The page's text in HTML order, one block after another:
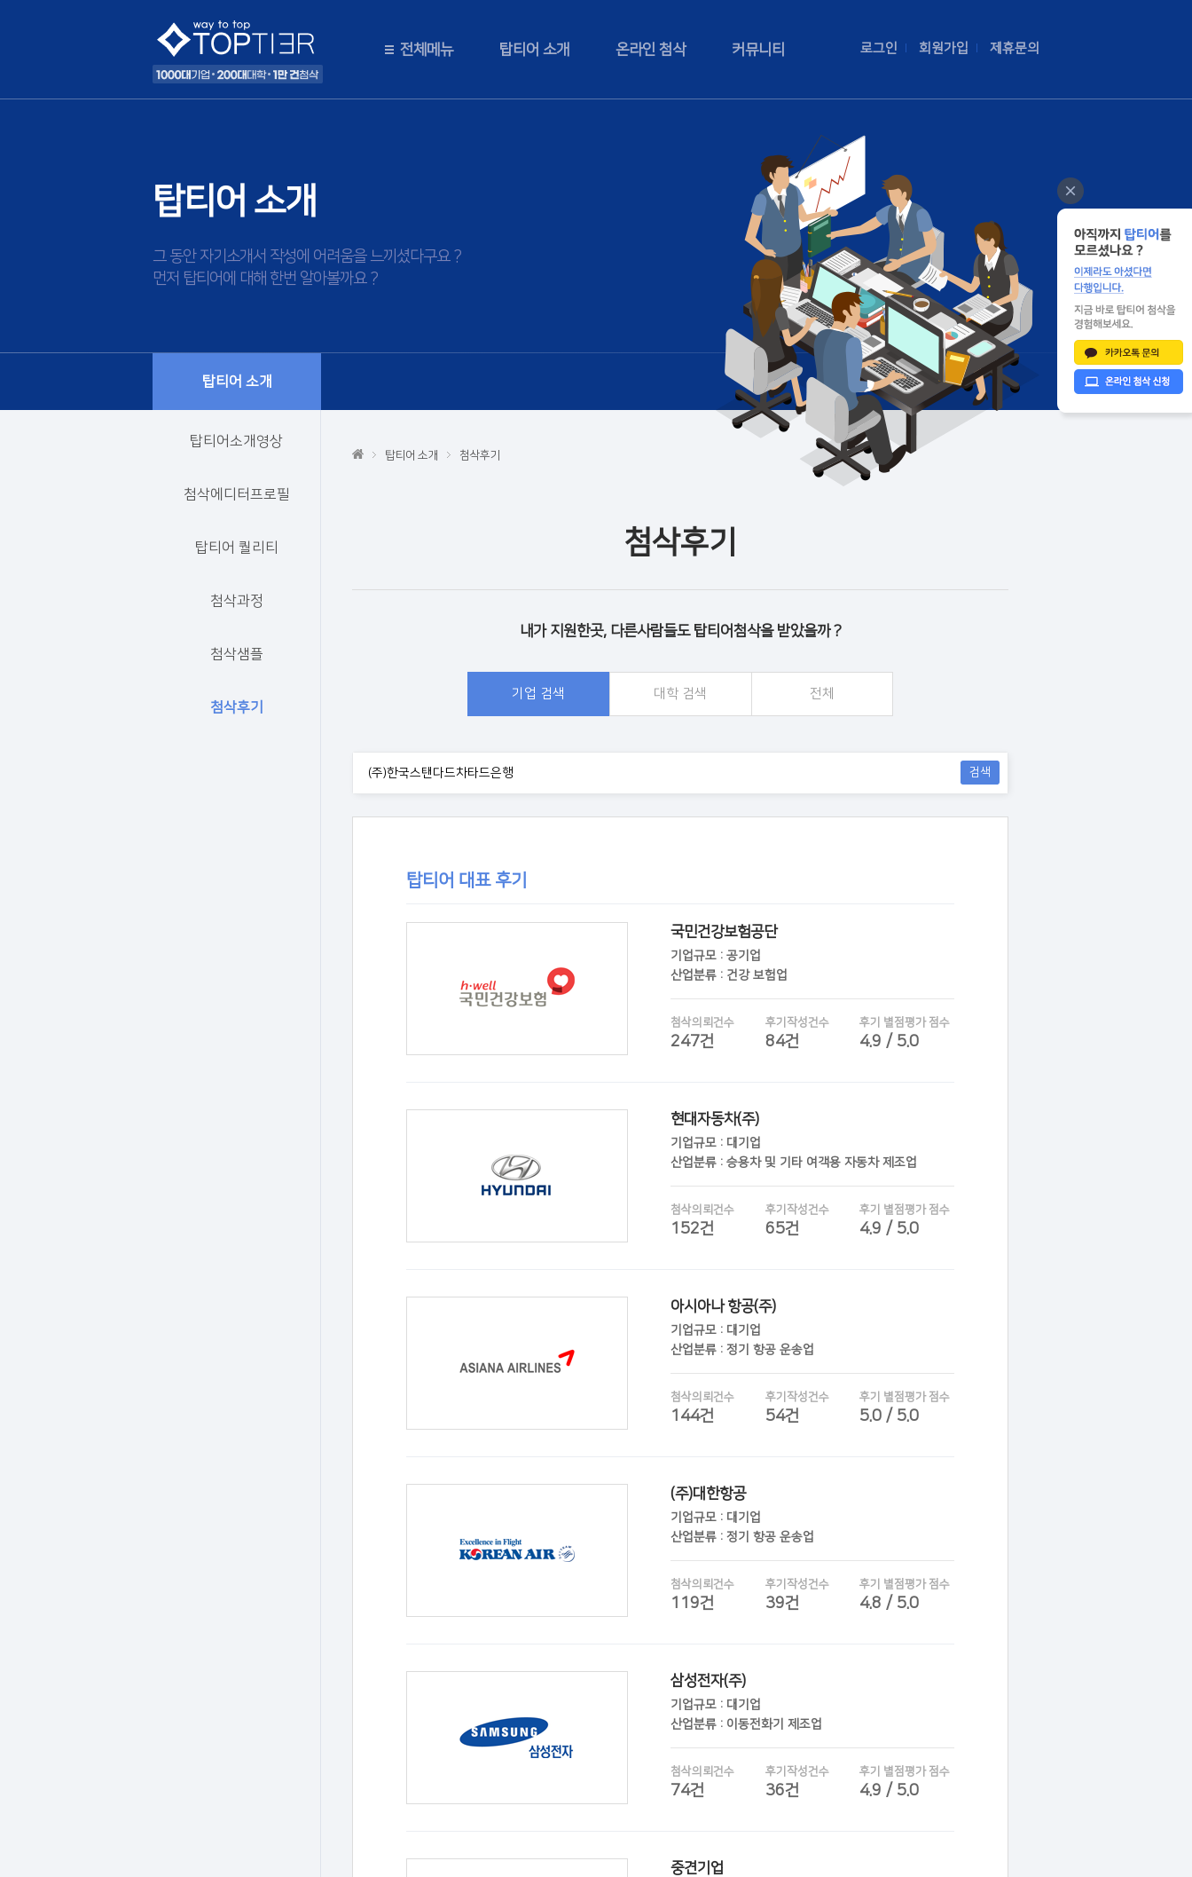
전체메뉴 탑티어 소개 온라인 첨삭 커뮤니티 로그인 회원가입 제휴문의
탑티어 소개
그 동안 자기소개서 작성에 어려움을 느끼셨다구요 ?
먼저 탑티어에 대해 한번 알아볼까요 ?
탑티어 소개
탑티어소개영상
첨삭에디터프로필
탑티어 퀄리티
첨삭과정
첨삭샘플
첨삭후기
탑티어 소개 첨삭후기
첨삭후기
내가 지원한곳, 다른사람들도 탑티어첨삭을 받았을까 ?
기업 검색 대학 검색 전체
검색
탑티어 대표 후기
국민건강보험공단
기업규모 : 공기업
산업분류 : 건강 보험업
첨삭의뢰건수
247건
후기작성건수
84건
후기 별점평가 점수
4.9 / 5.0
현대자동차(주)
기업규모 : 대기업
산업분류 : 승용차 및 기타 여객용 자동차 제조업
첨삭의뢰건수
152건
후기작성건수
65건
후기 별점평가 점수
4.9 / 5.0
아시아나 항공(주)
기업규모 : 대기업
산업분류 : 정기 항공 운송업
첨삭의뢰건수
144건
후기작성건수
54건
후기 별점평가 점수
5.0 / 5.0
(주)대한항공
기업규모 : 대기업
산업분류 : 정기 항공 운송업
첨삭의뢰건수
119건
후기작성건수
39건
후기 별점평가 점수
4.8 / 5.0
삼성전자(주)
기업규모 : 대기업
산업분류 : 이동전화기 제조업
첨삭의뢰건수
74건
후기작성건수
36건
후기 별점평가 점수
4.9 / 5.0
중견기업